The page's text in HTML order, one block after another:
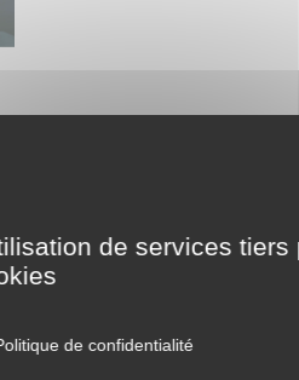
de services tiers
de confidentialité